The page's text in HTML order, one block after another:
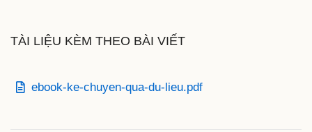
TÀI LIỆU KÈM THEO BÀI VIẾT
ebook-ke-chuyen-qua-du-lieu.pdf